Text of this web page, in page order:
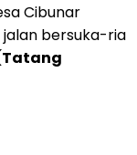
Cibunar
bersuka-ria
Tatang